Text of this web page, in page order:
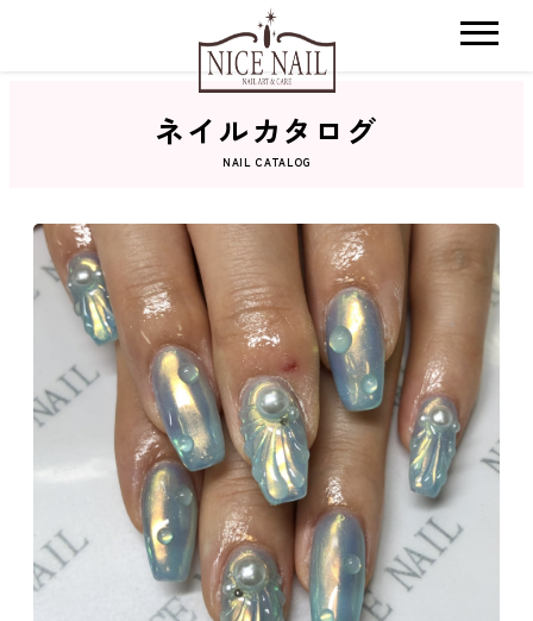
ネイルカタログ
おすすめクーポン
料金メニュー
コンセプト
よくあるご質問
ネイルカタログ
NAIL CATALOG